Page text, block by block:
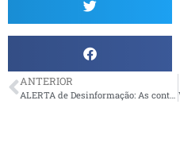
ANTERIOR
ALERTA de Desinformação: As contas da AMBEP estão negativas?